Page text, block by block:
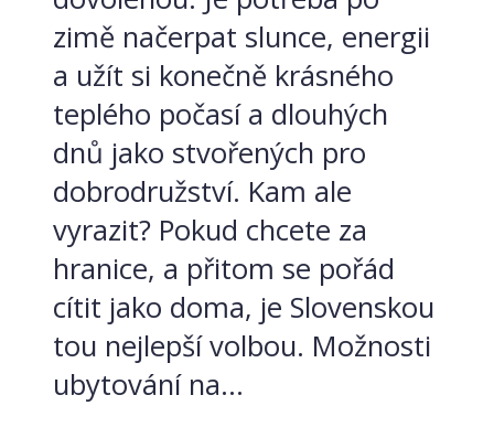
zimě načerpat slunce, energii
a užít si konečně krásného
teplého počasí a dlouhých
dnů jako stvořených pro
dobrodružství. Kam ale
vyrazit? Pokud chcete za
hranice, a přitom se pořád
cítit jako doma, je Slovenskou
tou nejlepší volbou. Možnosti
ubytování na...